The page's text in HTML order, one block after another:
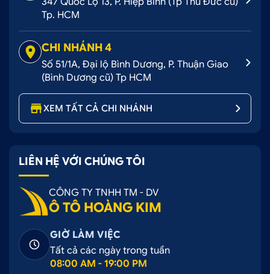
Tp. HCM
CHI NHÁNH 4
Số 51/1A, Đại lộ Bình Dương, P. Thuận Giao
(Bình Dương cũ) Tp HCM
XEM TẤT CẢ CHI NHÁNH
LIÊN HỆ VỚI CHÚNG TÔI
CÔNG TY TNHH TM - DV
Ô TÔ HOÀNG KIM
GIỜ LÀM VIỆC
Tất cả các ngày trong tuần
08:00 AM - 19:00 PM